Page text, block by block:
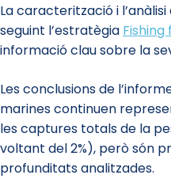
La caracterització i
seguint l’estratègia
informació clau sobre la
Les conclusions de
marines continuen
les captures totals de la
voltant del 2%), però són
profunditats analitzades.